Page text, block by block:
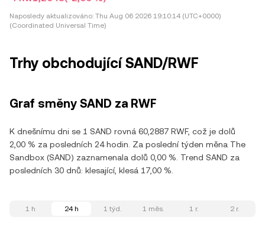
Naposledy aktualizováno: Thu Aug 06 2026 19:10:14 (UTC+0000)
(Coordinated Universal Time)
Trhy obchodující SAND/RWF
Graf směny SAND za RWF
K dnešnímu dni se 1 SAND rovná 60,2887 RWF, což je dolů
2,00 % za posledních 24 hodin. Za poslední týden měna The
Sandbox (SAND) zaznamenala dolů 0,00 %. Trend SAND za
posledních 30 dnů: klesající, klesá 17,00 %.
1 h 24 h 1 týd. 1 měs. 1 r. 2 r.